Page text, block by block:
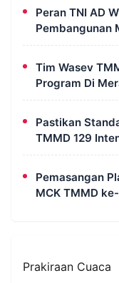
Peran TNI AD
Pembangunan
Dikerjakan
Tim Wasev
Program Di
Pastikan
TMMD 129
Wanam
Pemasangan
MCK TMMD
Prakiraan Cuaca